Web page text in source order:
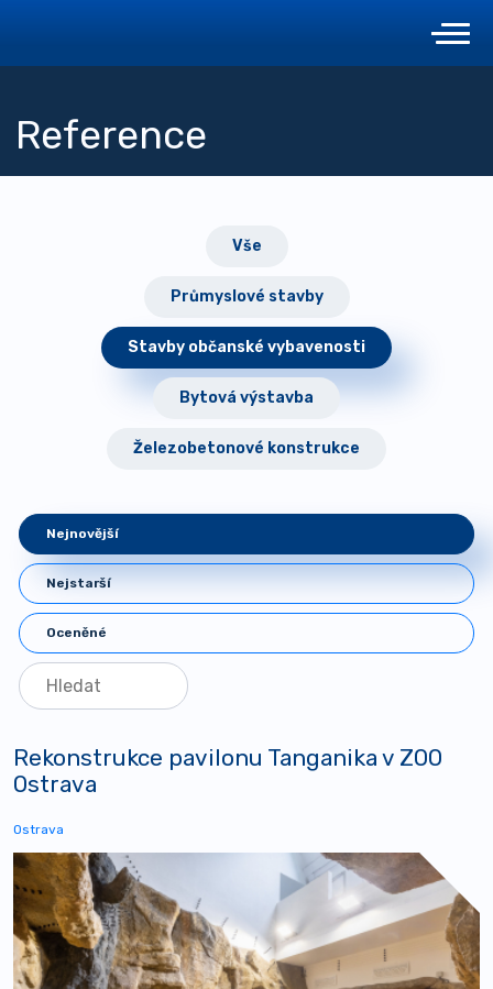
Reference
Vše
Průmyslové stavby
Stavby občanské vybavenosti
Bytová výstavba
Železobetonové konstrukce
Nejnovější
Nejstarší
Oceněné
Rekonstrukce pavilonu Tanganika v ZOO
Ostrava
Ostrava